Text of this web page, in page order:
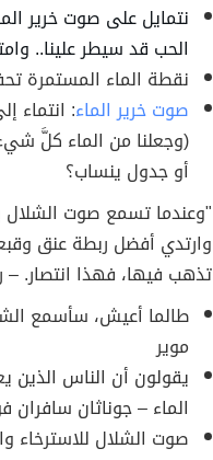
نتمايل على صوت خرير
الحب قد سيطر علينا..
نقطة الماء المستمرة
صوت خرير الماء: انتماء
(وجعلنا من الماء كلَّ
أو جدول ينساب؟
"وعندما تسمع صوت الشلال
وارتدي أفضل ربطة عنق
تذهب فيها، فهذا انتصار. –
طالما أعيش، سأسمع
موير
يقولون أن الناس الذين
الماء – جوناثان سافران
صوت الشلال للاسترخاء